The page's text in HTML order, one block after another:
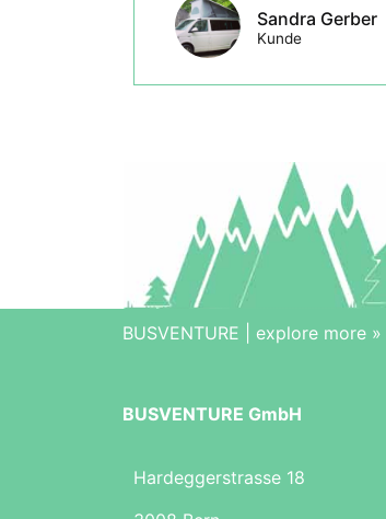
Sandra Gerber
Kunde
BUSVENTURE | explore more »
BUSVENTURE GmbH
Hardeggerstrasse 18